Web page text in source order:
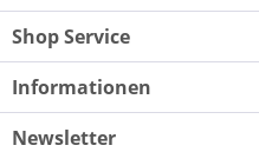
Shop Service
Informationen
Newsletter